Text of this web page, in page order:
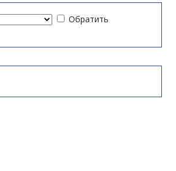
Обратить